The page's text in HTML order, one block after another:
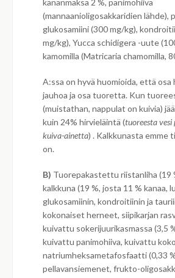
kananmaksa 2 %, panimohiiva
(mannaanioligosakkaridien lähde),
glukosamiini (300 mg/kg),
mg/kg), Yucca schidigera -uute
kamomilla (Matricaria chamomilla,
A:ssa on hyvä huomioida, että osa
jauhoa ja osa tuoretta. Kun
(muistathan, nappulat on kuivia)
kuin 24% hirvieläintä (tuoreesta vesi
kuiva-ainetta) . Kalkkunasta emme
on.
B) Tuorepakastettu riistanliha (19
kalkkuna (19 %, josta 11 % kanaa,
glukosamiinin, kondroitiinin ja
kokonaiset herneet, siipikarjan
kuivattu sokerijuurikasmassa (3,5
kuivattu panimohiiva, kuivattu
natriumheksametafosfaatti (0,33
pellavansiemenet, frukto-